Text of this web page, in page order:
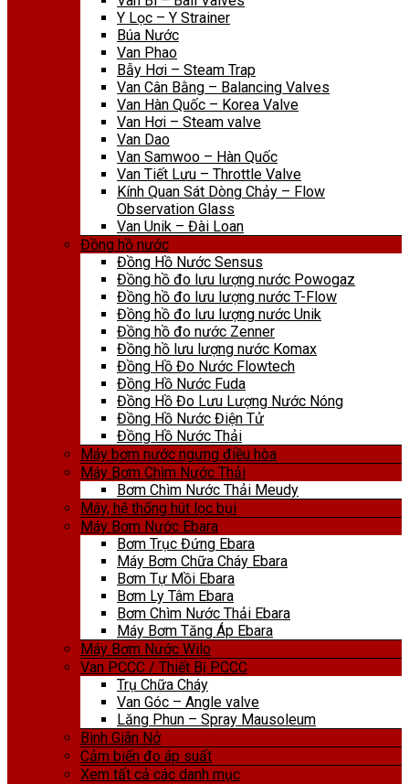
Y Lọc – Y Strainer
Búa Nước
Van Phao
Bẫy Hơi – Steam Trap
Van Cân Bằng – Balancing Valves
Van Hàn Quốc – Korea Valve
Van Hơi – Steam valve
Van Dao
Van Samwoo – Hàn Quốc
Van Tiết Lưu – Throttle Valve
Kính Quan Sát Dòng Chảy – Flow
Observation Glass
Van Unik – Đài Loan
Đồng hồ nước
Đồng Hồ Nước Sensus
Đồng hồ đo lưu lượng nước Powogaz
Đồng hồ đo lưu lượng nước T-Flow
Đồng hồ đo lưu lượng nước Unik
Đồng hồ đo nước Zenner
Đồng hồ lưu lượng nước Komax
Đồng Hồ Đo Nước Flowtech
Đồng Hồ Nước Fuda
Đồng Hồ Đo Lưu Lượng Nước Nóng
Đồng Hồ Nước Điện Tử
Đồng Hồ Nước Thải
Máy bơm nước ngưng điều hòa
Máy Bơm Chìm Nước Thải
Bơm Chìm Nước Thải Meudy
Máy, hệ thống hút lọc bụi
Máy Bơm Nước Ebara
Bơm Trục Đứng Ebara
Máy Bơm Chữa Cháy Ebara
Bơm Tự Mồi Ebara
Bơm Ly Tâm Ebara
Bơm Chìm Nước Thải Ebara
Máy Bơm Tăng Áp Ebara
Máy Bơm Nước Wilo
Van PCCC / Thiết Bị PCCC
Trụ Chữa Cháy
Van Góc – Angle valve
Lăng Phun – Spray Mausoleum
Bình Giãn Nở
Cảm biến đo áp suất
Xem tất cả các danh mục